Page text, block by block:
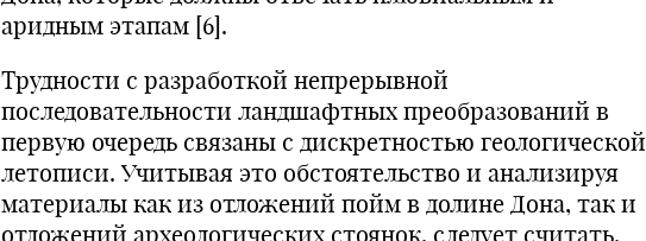
аридным этапам [6].
Трудности с разработкой непрерывной
последовательности ландшафтных преобразований в
первую очередь связаны с дискретностью геологической
летописи. Учитывая это обстоятельство и анализируя
материалы как из отложений пойм в долине Дона, так и
отложений археологических стоянок, следует считать,